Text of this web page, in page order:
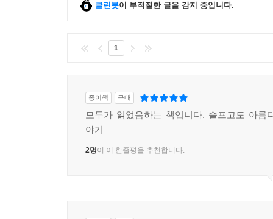
클린봇이 부적절한 글을 감지 중입니다.
1
종이책 구매
모두가 읽었음하는 책입니다. 슬프고도 아름
야기
2명이 이 한줄평을 추천합니다.